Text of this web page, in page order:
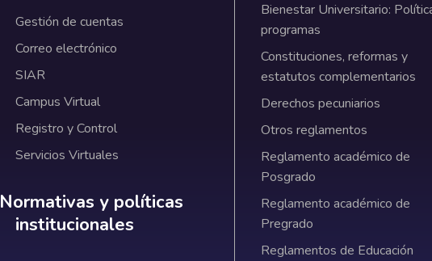
Gestión de cuentas
Correo electrónico
SIAR
Campus Virtual
Registro y Control
Servicios Virtuales
Normativas y políticas institucionales
Normativas y políticas
institucionales
Bienestar Universitario:
programas
Constituciones, reformas y
estatutos complementarios
Derechos pecuniarios
Otros reglamentos
Reglamento académico de
Posgrado
Reglamento académico de
Pregrado
Reglamentos de Educación